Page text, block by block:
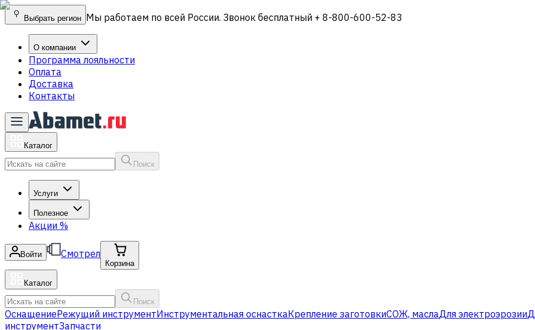
Выбрать регион Мы работаем по всей России. Звонок бесплатный + 8-800-600-52-83
О компании
Программа лояльности
Оплата
Доставка
Контакты
Каталог
Поиск
Услуги
Полезное
Акции %
Войти Смотрел
Корзина
Каталог
Поиск
ОснащениеРежущий инструментИнструментальная оснасткаКрепление заготовкиСОЖ, маслаДля электроэрозии
инструментЗапчасти